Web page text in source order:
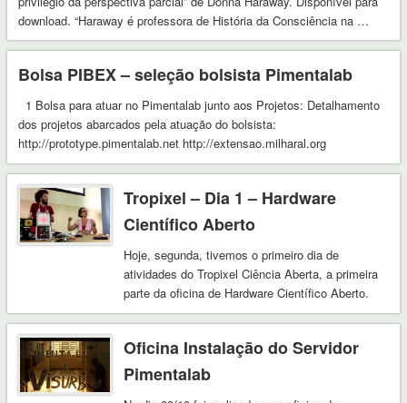
download. “Haraway é professora de História da Consciência na …
Bolsa PIBEX – seleção bolsista Pimentalab
1 Bolsa para atuar no Pimentalab junto aos Projetos: Detalhamento
dos projetos abarcados pela atuação do bolsista:
http://prototype.pimentalab.net http://extensao.milharal.org
http://cienciaaberta.ubatuba.cc Criado …
Tropixel – Dia 1 – Hardware
Científico Aberto
Hoje, segunda, tivemos o primeiro dia de
atividades do Tropixel Ciência Aberta, a primeira
parte da oficina de Hardware Científico Aberto.
Guima-san …
Oficina Instalação do Servidor
Pimentalab